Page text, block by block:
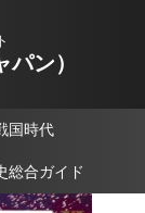
ン）
国時代
総合ガイド